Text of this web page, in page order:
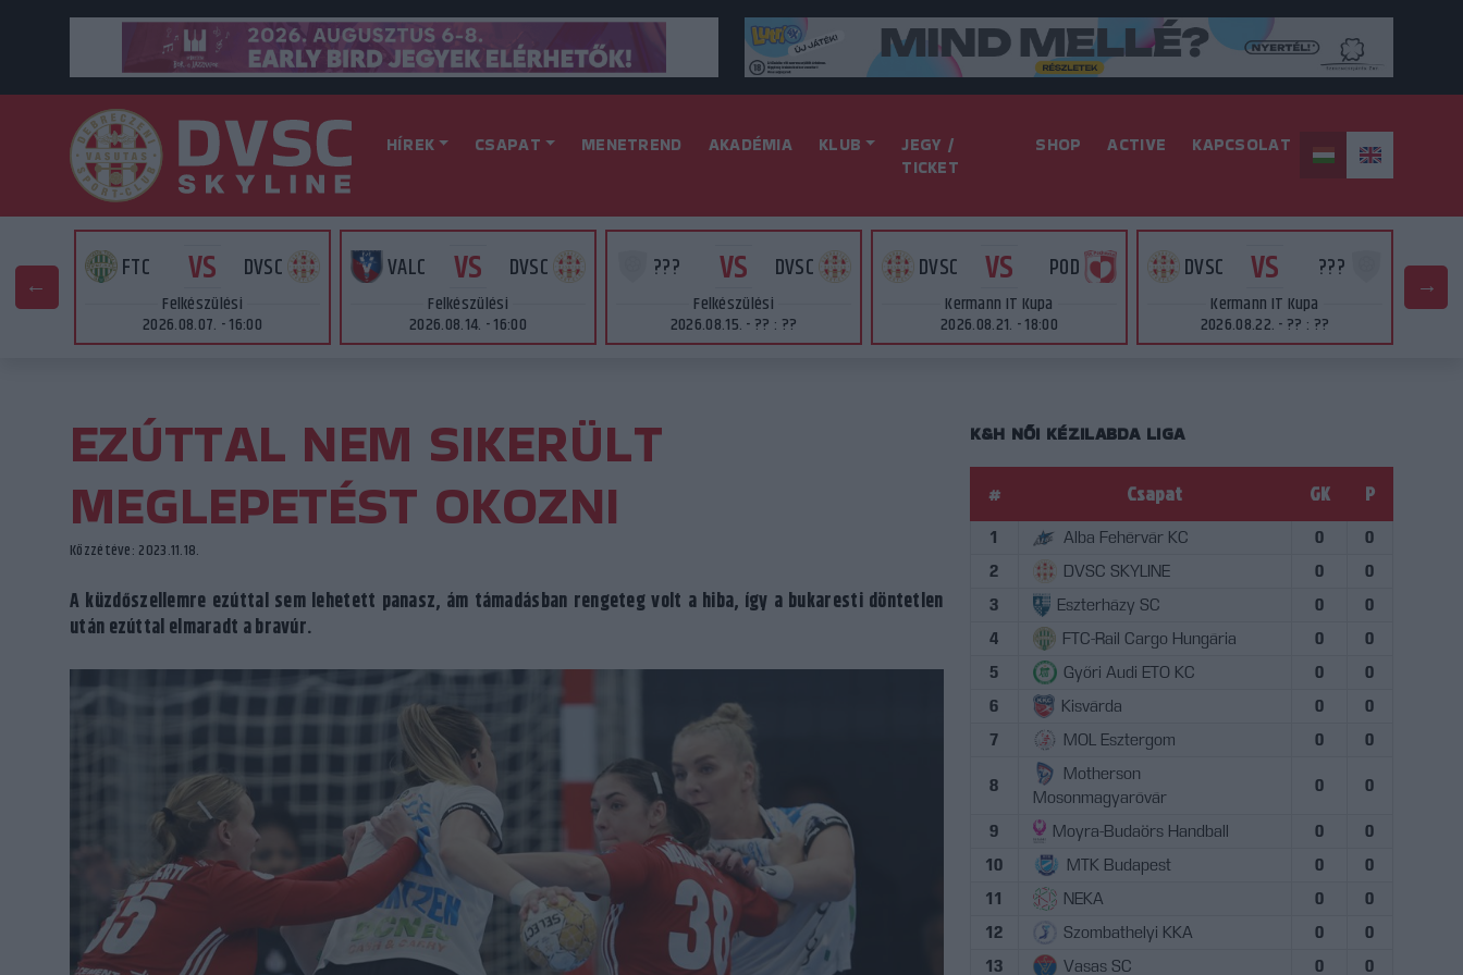
HÍREK CSAPAT MENETREND AKADÉMIA KLUB
JEGY /
TICKET
SHOP ACTIVE KAPCSOLAT
FTC VS DVSC
Felkészülési
2026.08.07. - 16:00
VALC VS DVSC
Felkészülési
2026.08.14. - 16:00
??? VS DVSC
Felkészülési
2026.08.15. - ?? : ??
DVSC VS POD
Kermann IT Kupa
2026.08.21. - 18:00
DVSC VS ???
Kermann IT Kupa
2026.08.22. - ?? : ??
EZÚTTAL NEM SIKERÜLT
MEGLEPETÉST OKOZNI
Közzétéve: 2023.11.18.
A küzdőszellemre ezúttal sem lehetett panasz, ám támadásban rengeteg volt a hiba, így a bukaresti döntetlen
után ezúttal elmaradt a bravúr.
K&H NŐI KÉZILABDA LIGA
# Csapat GK P
1 Alba Fehérvár KC 0
0
2
DVSC SKYLINE 0
0
3
Eszterházy SC 0
0
4
FTC-Rail Cargo Hungária 0
0
5
Győri Audi ETO KC 0
0
6
Kisvárda 0
0
7
MOL Esztergom 0 0
8
Motherson
Mosonmagyaróvár
0 0
9 Moyra-Budaörs Handball 0
0
10
MTK Budapest 0
0
11
NEKA 0
0
12
Szombathelyi KKA 0
0
13
Vasas SC 0
0